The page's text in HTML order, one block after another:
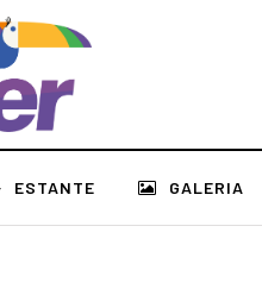
ESTANTE GALERIA